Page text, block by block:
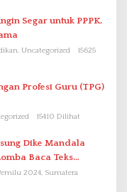
Segar untuk PPPK.
Uncategorized
15625
Profesi Guru (TPG)
15410 Dilihat
Baca Teks
2024, Sumatera